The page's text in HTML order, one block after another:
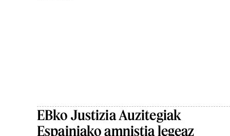
EBko Justizia Auzitegiak
Espainiako amnistia legeaz